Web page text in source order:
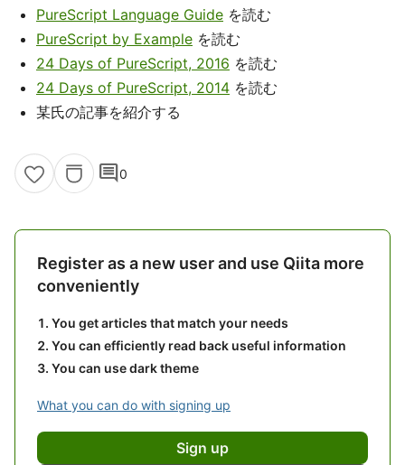
PureScript Language Guide を読む
PureScript by Example を読む
24 Days of PureScript, 2016 を読む
24 Days of PureScript, 2014 を読む
某氏の記事を紹介する
comment0
Register as a new user and use Qiita more
conveniently
You get articles that match your needs
You can efficiently read back useful information
You can use dark theme
What you can do with signing up
Sign up